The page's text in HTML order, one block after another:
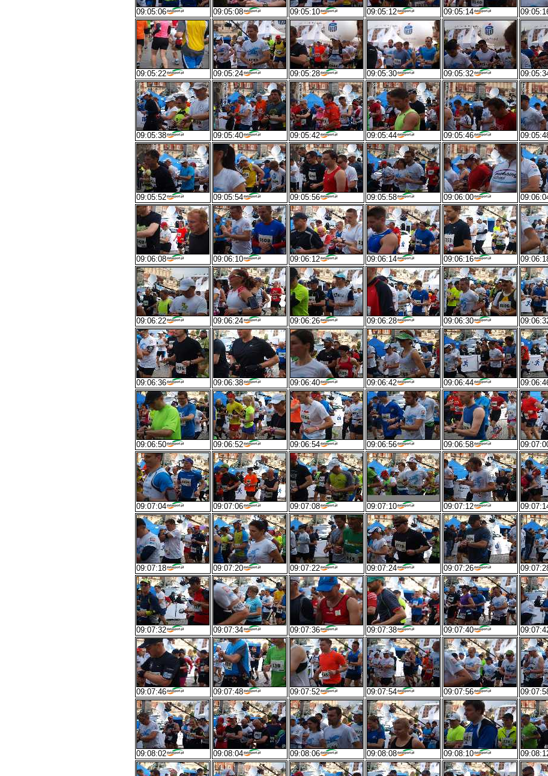
09:05:06 09:05:08 09:05:10 09:05:12 09:05:14
09:05:22 09:05:24 09:05:28 09:05:30 09:05:32
09:05:38 09:05:40 09:05:42 09:05:44 09:05:46
09:05:52 09:05:54 09:05:56 09:05:58 09:06:00
09:06:08 09:06:10 09:06:12 09:06:14 09:06:16
09:06:22 09:06:24 09:06:26 09:06:28 09:06:30
09:06:36 09:06:38 09:06:40 09:06:42 09:06:44
09:06:50 09:06:52 09:06:54 09:06:56 09:06:58
09:07:04 09:07:06 09:07:08 09:07:10 09:07:12
09:07:18 09:07:20 09:07:22 09:07:24 09:07:26
09:07:32 09:07:34 09:07:36 09:07:38 09:07:40
09:07:46 09:07:48 09:07:52 09:07:54 09:07:56
09:08:02 09:08:04 09:08:06 09:08:08 09:08:10